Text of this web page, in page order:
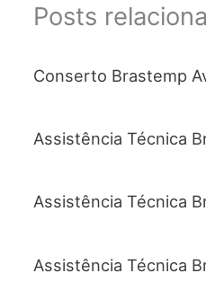
Posts
Conserto Brastemp
Assistência Técnica
Assistência Técnica
Assistência Técnica